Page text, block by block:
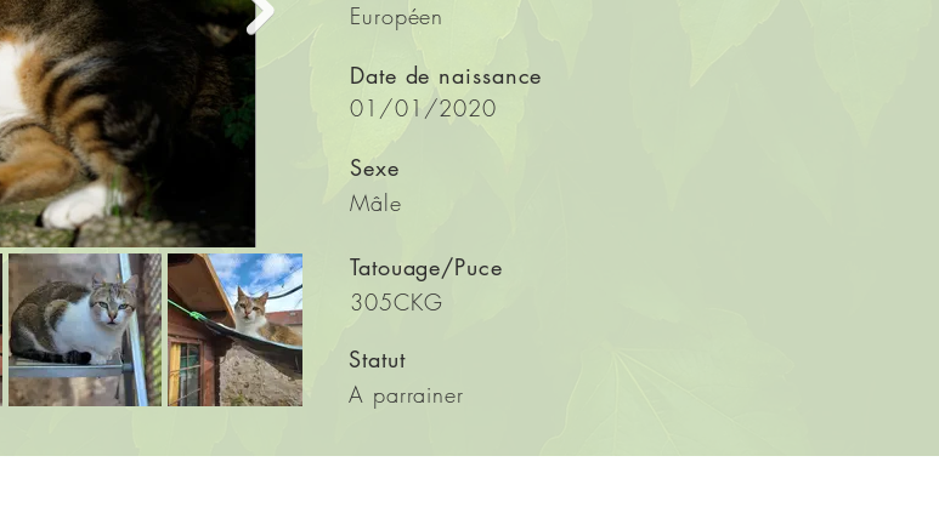
Européen
Date de naissance
01/01/2020
Sexe
Mâle
Tatouage/Puce
305CKG
Statut
A parrainer